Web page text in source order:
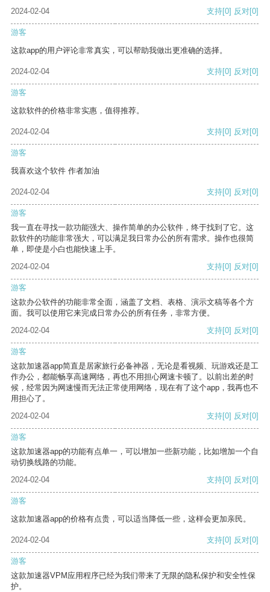
2024-02-04
支持[0] 反对[0]
游客
这款app的用户评论非常真实，可以帮助我做出更准确的选择。
2024-02-04 支持[0] 反对[0]
游客
这款软件的价格非常实惠，值得推荐。
2024-02-04 支持[0] 反对[0]
游客
我喜欢这个软件 作者加油
2024-02-04 支持[0] 反对[0]
游客
我一直在寻找一款功能强大、操作简单的办公软件，终于找到了它。这
款软件的功能非常强大，可以满足我日常办公的所有需求。操作也很简
单，即使是小白也能快速上手。
2024-02-04
支持[0] 反对[0]
游客
这款办公软件的功能非常全面，涵盖了文档、表格、演示文稿等各个方
面。我可以使用它来完成日常办公的所有任务，非常方便。
2024-02-04
支持[0] 反对[0]
游客
这款加速器app简直是居家旅行必备神器，无论是看视频、玩游戏还是工
作办公，都能畅享高速网络，再也不用担心网速卡顿了。以前出差的时
候，经常因为网速慢而无法正常使用网络，现在有了这个app，我再也不
用担心了。
2024-02-04
支持[0] 反对[0]
游客
这款加速器app的功能有点单一，可以增加一些新功能，比如增加一个自
动切换线路的功能。
2024-02-04
支持[0] 反对[0]
游客
这款加速器app的价格有点贵，可以适当降低一些，这样会更加亲民。
2024-02-04 支持[0] 反对[0]
游客
这款加速器VPM应用程序已经为我们带来了无限的隐私保护和安全性保
护。